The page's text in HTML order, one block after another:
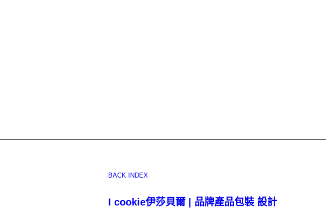
BACK INDEX
I cookie伊莎貝爾 | 品牌產品包裝 設計